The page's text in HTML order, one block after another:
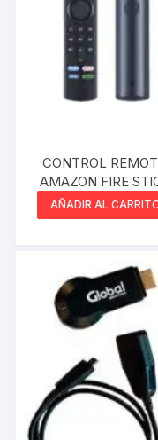
CONTROL
AMAZON FIRE
CON ALEXA 2
AAA NO LAS
2GEN 3GEN CUBE
2GEN FIRE TV
AÑADIR AL